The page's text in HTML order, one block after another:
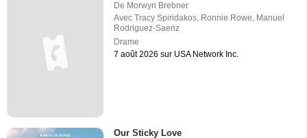
De Morwyn Brebner
AvecTracy Spiridakos, Ronnie Rowe, Manuel
Rodriguez-Saenz
Drame
7 août 2026 sur USA Network Inc.
Our Sticky Love